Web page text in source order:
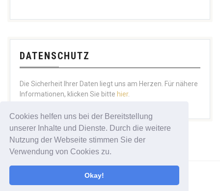
Cookies helfen uns bei der Bereitstellung
unserer Inhalte und Dienste. Durch die weitere
Nutzung der Webseite stimmen Sie der
Verwendung von Cookies zu.
Okay!
DATENSCHUTZ
Die Sicherheit Ihrer Daten liegt uns am Herzen. Für nähere
Informationen, klicken Sie bitte hier.